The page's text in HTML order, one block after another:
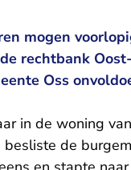
mogen
rechtbank
Oss
in de woning
de